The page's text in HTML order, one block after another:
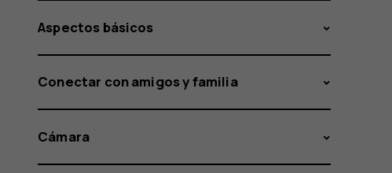
Aspectos básicos
Conectar con amigos y familia
Cámara